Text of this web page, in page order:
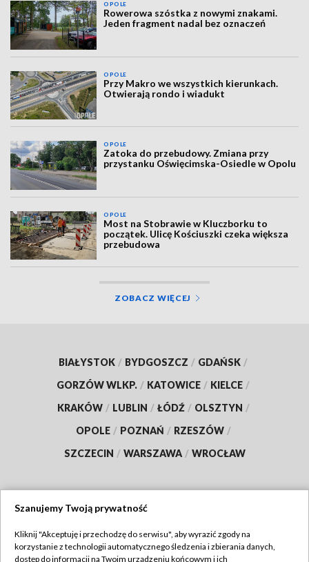
OPOLE
Rowerowa szóstka z nowymi znakami.
Jeden fragment nadal bez oznaczeń
OPOLE
Przy Makro we wszystkich kierunkach.
Otwierają rondo i wiadukt
OPOLE
Zatoka do przebudowy. Zmiana przy
przystanku Oświęcimska-Osiedle w Opolu
OPOLE
Most na Stobrawie w Kluczborku to
początek. Ulicę Kościuszki czeka większa
przebudowa
ZOBACZ WIĘCEJ
BIAŁYSTOK / BYDGOSZCZ / GDAŃSK /
GORZÓW WLKP. / KATOWICE / KIELCE /
KRAKÓW / LUBLIN / ŁÓDŹ / OLSZTYN /
OPOLE / POZNAŃ / RZESZÓW /
SZCZECIN / WARSZAWA / WROCŁAW
TVP
Szanujemy Twoją prywatność
Kliknij "Akceptuję i przechodzę do serwisu", aby wyrazić zgody na
korzystanie z technologii automatycznego śledzenia i zbierania danych,
dostęp do informacji na Twoim urządzeniu końcowym i ich